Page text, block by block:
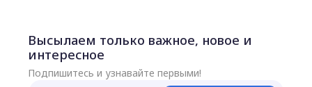
Высылаем только важное, новое и
интересное
Подпишитесь и узнавайте первыми!